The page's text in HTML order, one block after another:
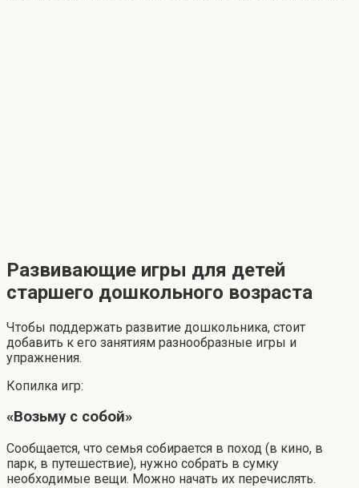
Развивающие игры для детей
старшего дошкольного возраста
Чтобы поддержать развитие дошкольника, стоит
добавить к его занятиям разнообразные игры и
упражнения.
Копилка игр:
«Возьму с собой»
Сообщается, что семья собирается в поход (в кино, в
парк, в путешествие), нужно собрать в сумку
необходимые вещи. Можно начать их перечислять.